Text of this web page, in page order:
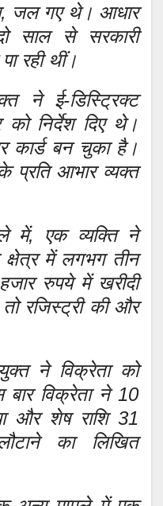
जल गए थे। आधार
साल से सरकारी
रही थीं।
ने ई-डिस्ट्रिक्ट
निर्देश दिए थे।
कार्ड बन चुका है।
प्रति आभार व्यक्त
में, एक व्यक्ति ने
क्षेत्र में लगभग तीन
रुपये में खरीदी
रजिस्ट्री की और
ने विक्रेता को
विक्रेता ने 10
और शेष राशि 31
का लिखित